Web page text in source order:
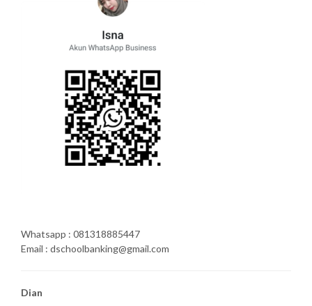
Whatsapp : 081318885447
Email : dschoolbanking@gmail.com
Dian